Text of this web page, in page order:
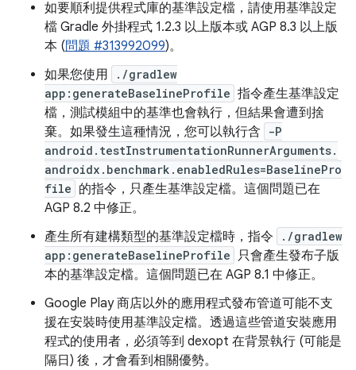
如要順利提供程式庫的基準設定檔，請使用基準設定
檔 Gradle 外掛程式 1.2.3 以上版本或 AGP 8.3 以上版
本 (問題 #313992099)。
如果您使用
./gradlew
app:generateBaselineProfile 指令產生基準設定
檔，測試模組中的基準也會執行，但結果會遭到捨
棄。如果發生這種情況，您可以執行含
-P
android.testInstrumentationRunnerArguments.
androidx.benchmark.enabledRules=BaselinePro
file 的指令，只產生基準設定檔。這個問題已在
AGP 8.2 中修正。
產生所有建構類型的基準設定檔時，指令
./gradlew
app:generateBaselineProfile
只會產生發布子版
本的基準設定檔。這個問題已在 AGP 8.1 中修正。
Google Play 商店以外的應用程式發布管道可能不支
援在安裝時使用基準設定檔。透過這些管道安裝應用
程式的使用者，必須等到 dexopt 在背景執行 (可能是
隔日) 後，才會看到相關優勢。